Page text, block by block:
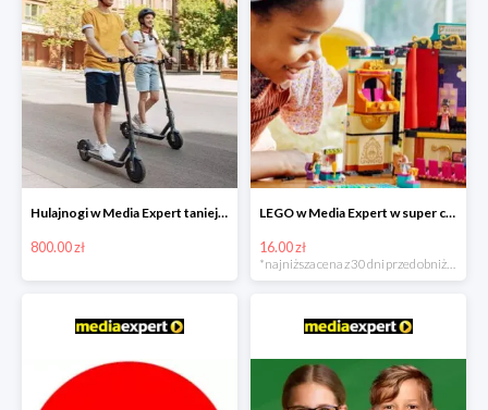
Hulajnogi w Media Expert taniej nawet o 800zł!
800.00 zł
LEGO w Media Expert w super cenach!
16.00 zł